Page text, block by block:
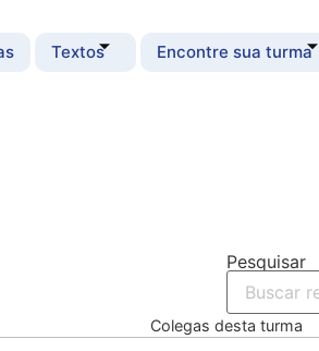
Textos Encontre sua turma
Pesquisar
Colegas desta turma